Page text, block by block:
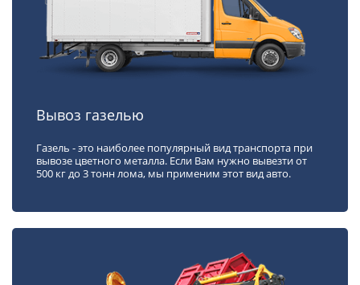
Вывоз газелью
Газель - это наиболее популярный вид транспорта при
вывозе цветного металла. Если Вам нужно вывезти от
500 кг до 3 тонн лома, мы применим этот вид авто.